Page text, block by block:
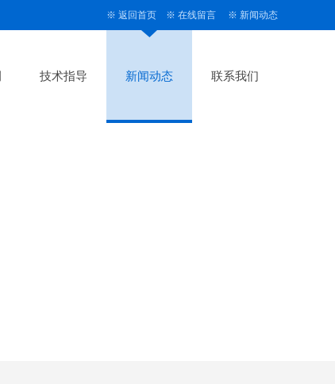
※ 返回首页 ※ 在线留言 ※ 新闻动态
技术指导 新闻动态 联系我们